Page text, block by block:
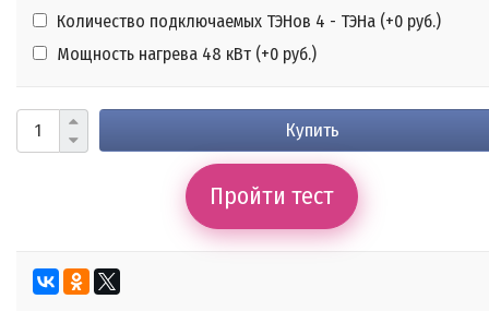
Количество подключаемых ТЭНов 4 - ТЭНа (+0 руб.)
Мощность нагрева 48 кВт (+0 руб.)
Купить
Пройти тест